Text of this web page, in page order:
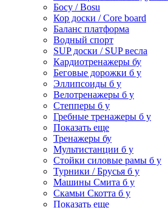
Босу / Bosu
Кор доски / Core board
Баланс платформа
Водный спорт
SUP доски / SUP весла
Кардиотренажеры бу
Беговые дорожки б у
Эллипсоиды б у
Велотренажеры б у
Степперы б у
Гребные тренажеры б у
Показать еще
Тренажеры бу
Мультистанции б у
Стойки силовые рамы б у
Турники / Брусья б у
Машины Смита б у
Скамьи Скотта б у
Показать еще